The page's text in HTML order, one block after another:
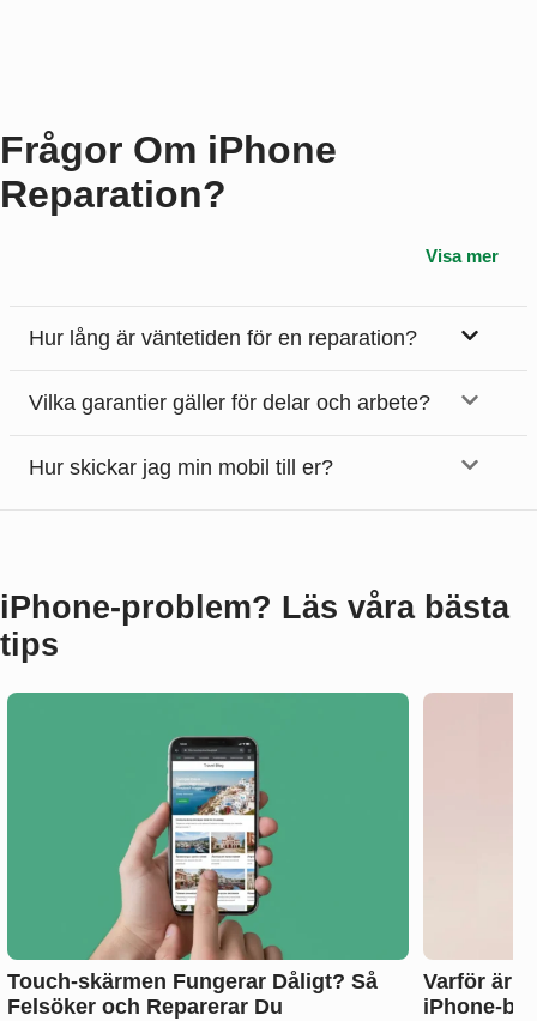
Frågor Om iPhone
Reparation?
Visa mer
Hur lång är väntetiden för en reparation?
Vilka garantier gäller för delar och arbete?
Hur skickar jag min mobil till er?
iPhone‑problem? Läs våra bästa
tips
Touch-skärmen Fungerar Dåligt? Så
Felsöker och Reparerar Du
Varför är
iPhone-